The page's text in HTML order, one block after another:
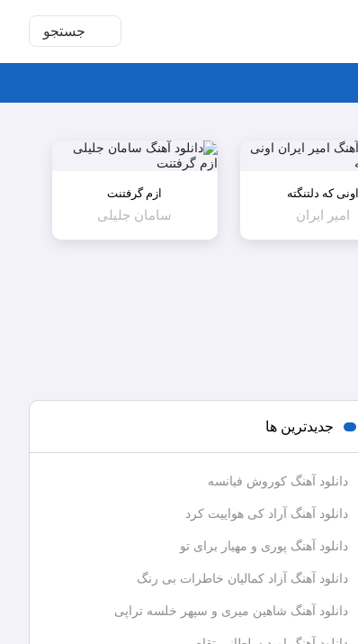
جستجو
اونی که دلتنگته
امیر ایران
ازم گرفتنت
سامان جلیلی
جدیدترین ها
دانلود آهنگ کوروش فیانسه
دانلود آهنگ آراد کی هواییت کرد
دانلود آهنگ پوری و مهیار برای تو
دانلود آهنگ آزاد کمالیان خاطرات بی رنگ
دانلود آهنگ شاهین میری و سپهر خلسه تراپی